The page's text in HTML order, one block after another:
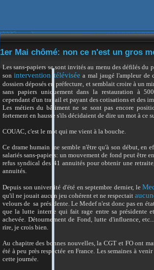
1er Mai chômé: non ce n'est un gros
Les sans-papiers se sont invités au menu des défilés
son intervention télévisée a mal jaugé l'ampleur de
dossiers déposés en préfecture, et semblait croire à un
sans papiers uniquement dans la restauration à
cependant d'un travail et payant des cotisations et des
Les métiers du bâtiment ne se sont pas encore
fortement en hausse s'ils décidaient de dire un mot à ce
COUAC, c'est le mot qui me vient à la bouche.
Ce drame humain me semble n'être qu'à son début, en
salariés sans-papiers: un mouvement de fond peut être
refus syndical des 41 annuités pour obtenir une
annuités.
Depuis son université d'été en septembre dernier, le
qu'il ne jouait aucun jeu cohérent et ne respectait
velours de sa présidente. Le Medef n'est donc pas en
que la lutte interne qui fait rage entre sa présidente
achevée. Détournement de Fond, lutte d'influence,
rire, je crois bien.
Au chapitre des bonnes nouvelles, la CGT et FO ont
été à peu près respectée en France. Les semaines à
cette journée.